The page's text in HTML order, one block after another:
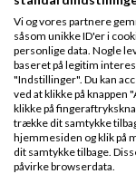
Patrick nu
tidligere
henne???
Malerarbejde og salg
Vi og vores partnere
såsom unikke ID'er i
personlige data. Nogle
baseret på legitim
"Indstillinger". Du kan
ved at klikke på
klikke på
trække dit samtykke
hjemmesiden og klik på
dit samtykke tilbage.
påvirke browserdata.